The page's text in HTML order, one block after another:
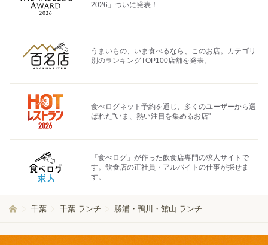
2026」ついに発表！
うまいもの、いま食べるなら、このお店。カテゴリ
別のランキングTOP100店舗を発表。
食べログネット予約を通じ、多くのユーザーから選
ばれた"いま、熱い注目を集めるお店"
「食べログ」が作った飲食店専門の求人サイトで
す。飲食店の正社員・アルバイトの仕事が探せま
す。
千葉 千葉 ランチ 勝浦・鴨川・館山 ランチ